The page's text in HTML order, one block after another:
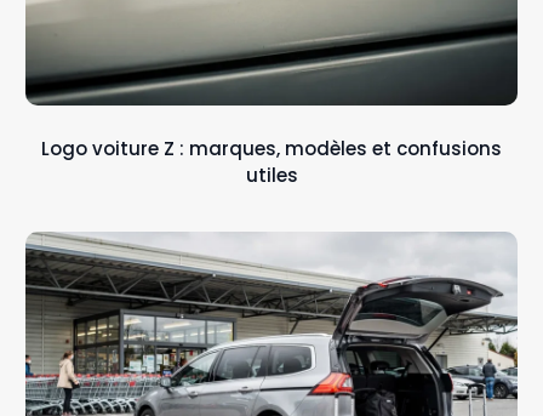
Logo voiture Z : marques, modèles et confusions
utiles